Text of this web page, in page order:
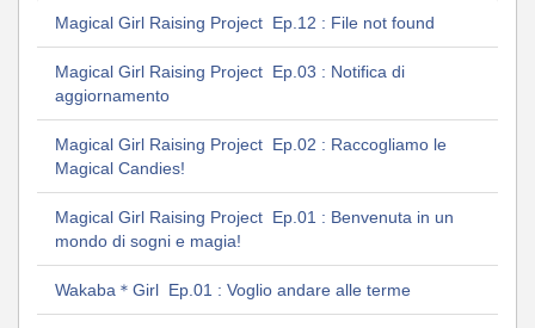
Magical Girl Raising Project Ep.12 : File not found
Magical Girl Raising Project Ep.03 : Notifica di
aggiornamento
Magical Girl Raising Project Ep.02 : Raccogliamo le
Magical Candies!
Magical Girl Raising Project Ep.01 : Benvenuta in un
mondo di sogni e magia!
Wakaba＊Girl Ep.01 : Voglio andare alle terme